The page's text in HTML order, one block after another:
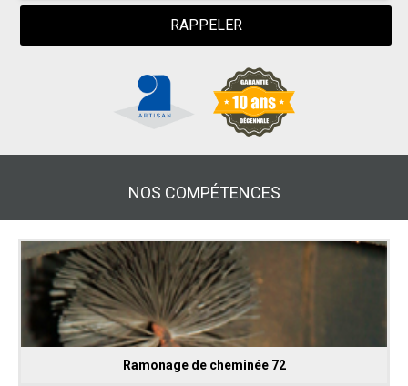
NOS COMPÉTENCES
Ramonage de cheminée 72